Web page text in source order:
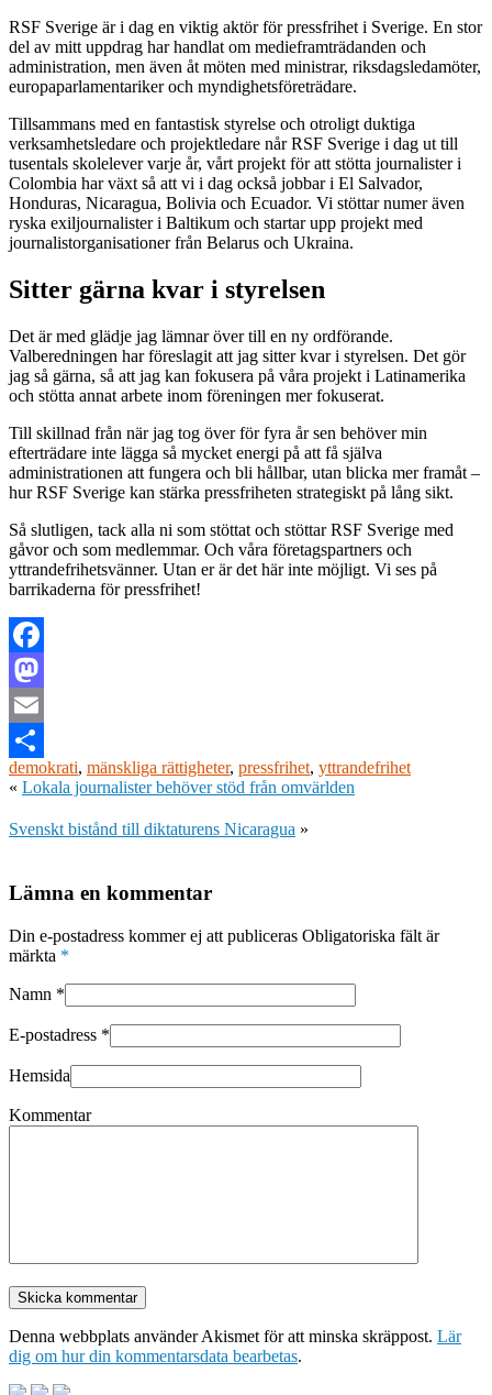
RSF Sverige är i dag en viktig aktör för pressfrihet i Sverige. En stor
del av mitt uppdrag har handlat om medieframträdanden och
administration, men även åt möten med ministrar, riksdagsledamöter,
europaparlamentariker och myndighetsföreträdare.
Tillsammans med en fantastisk styrelse och otroligt duktiga
verksamhetsledare och projektledare når RSF Sverige i dag ut till
tusentals skolelever varje år, vårt projekt för att stötta journalister i
Colombia har växt så att vi i dag också jobbar i El Salvador,
Honduras, Nicaragua, Bolivia och Ecuador. Vi stöttar numer även
ryska exiljournalister i Baltikum och startar upp projekt med
journalistorganisationer från Belarus och Ukraina.
Sitter gärna kvar i styrelsen
Det är med glädje jag lämnar över till en ny ordförande.
Valberedningen har föreslagit att jag sitter kvar i styrelsen. Det gör
jag så gärna, så att jag kan fokusera på våra projekt i Latinamerika
och stötta annat arbete inom föreningen mer fokuserat.
Till skillnad från när jag tog över för fyra år sen behöver min
efterträdare inte lägga så mycket energi på att få själva
administrationen att fungera och bli hållbar, utan blicka mer framåt –
hur RSF Sverige kan stärka pressfriheten strategiskt på lång sikt.
Så slutligen, tack alla ni som stöttat och stöttar RSF Sverige med
gåvor och som medlemmar. Och våra företagspartners och
yttrandefrihetsvänner. Utan er är det här inte möjligt. Vi ses på
barrikaderna för pressfrihet!
Facebook
Mastodon
Email
Dela
demokrati, mänskliga rättigheter, pressfrihet, yttrandefrihet
« Lokala journalister behöver stöd från omvärlden
Svenskt bistånd till diktaturens Nicaragua »
Lämna en kommentar
Din e-postadress kommer ej att publiceras Obligatoriska fält är
märkta *
Namn *
E-postadress *
Hemsida
Kommentar
Denna webbplats använder Akismet för att minska skräppost. Lär
dig om hur din kommentarsdata bearbetas.